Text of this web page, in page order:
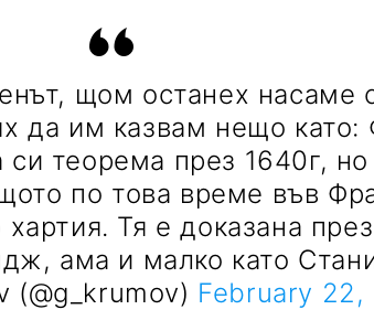
щом останех насаме
да им казвам нещо като:
теорема през 1640г, но
по това време във
Тя е доказана
ама и малко като
February 22,